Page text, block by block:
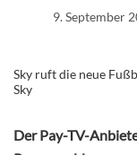
9. September
Sky ruft die neue
Sky
Der Pay-TV-